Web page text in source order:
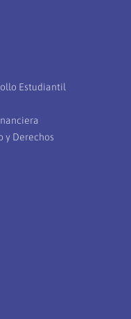
Estudiantil
y Derechos